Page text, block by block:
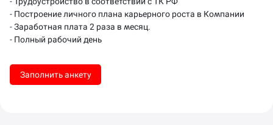
- Построение личного плана карьерного роста в Компании
- Заработная плата 2 раза в месяц.
- Полный рабочий день
Заполнить анкету